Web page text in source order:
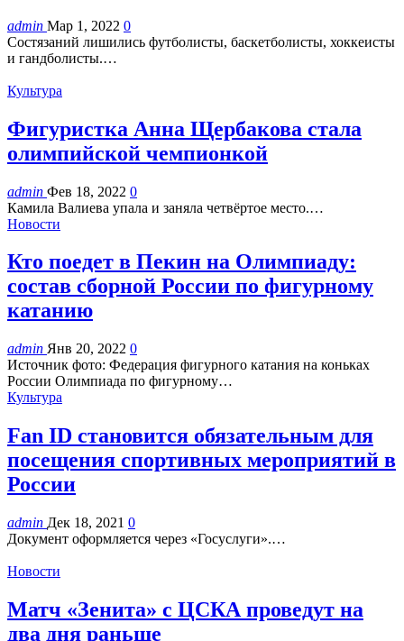
admin Мар 1, 2022 0
Состязаний лишились футболисты, баскетболисты, хоккеисты
и гандболисты.…
Культура
Фигуристка Анна Щербакова стала
олимпийской чемпионкой
admin Фев 18, 2022 0
Камила Валиева упала и заняла четвёртое место.…
Новости
Кто поедет в Пекин на Олимпиаду:
состав сборной России по фигурному
катанию
admin Янв 20, 2022 0
Источник фото: Федерация фигурного катания на коньках
России Олимпиада по фигурному…
Культура
Fan ID становится обязательным для
посещения спортивных мероприятий в
России
admin Дек 18, 2021 0
Документ оформляется через «Госуслуги».…
Новости
Матч «Зенита» с ЦСКА проведут на
два дня раньше